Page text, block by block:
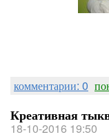
комментарии: 0
Креативная
18-10-2016 19:50